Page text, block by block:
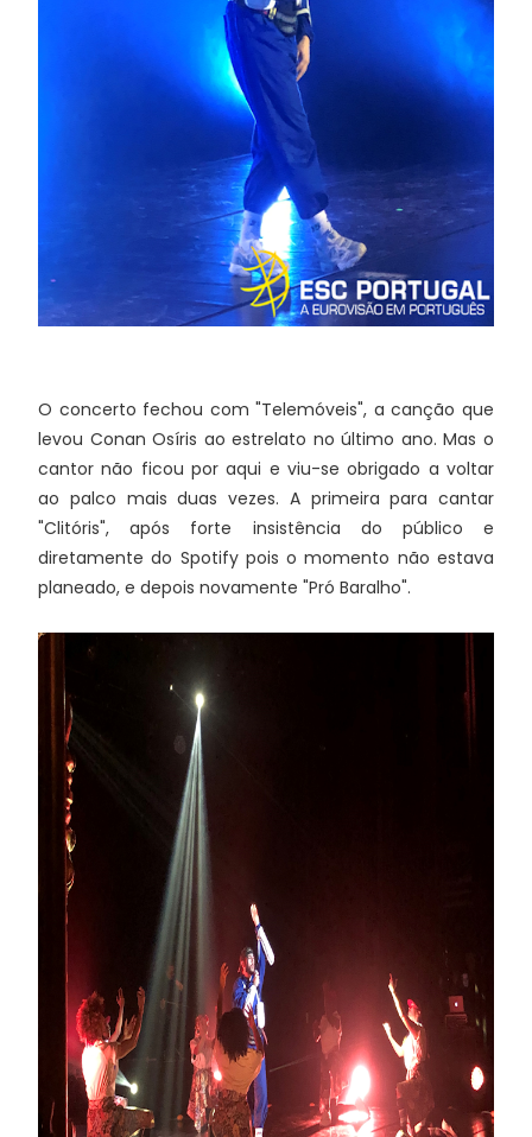
O concerto fechou com "Telemóveis", a canção que
levou Conan Osíris ao estrelato no último ano. Mas o
cantor não ficou por aqui e viu-se obrigado a voltar
ao palco mais duas vezes. A primeira para cantar
"Clitóris", após forte insistência do público e
diretamente do Spotify pois o momento não estava
planeado, e depois novamente "Pró Baralho".